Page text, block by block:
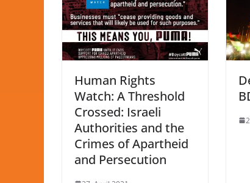
Human Rights
Watch: A Threshold
Crossed: Israeli
Authorities and the
Crimes of Apartheid
and Persecution